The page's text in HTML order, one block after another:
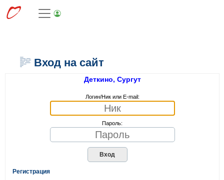
Вход на сайт
Деткино, Сургут
Логин/Ник или E-mail:
Пароль:
Регистрация